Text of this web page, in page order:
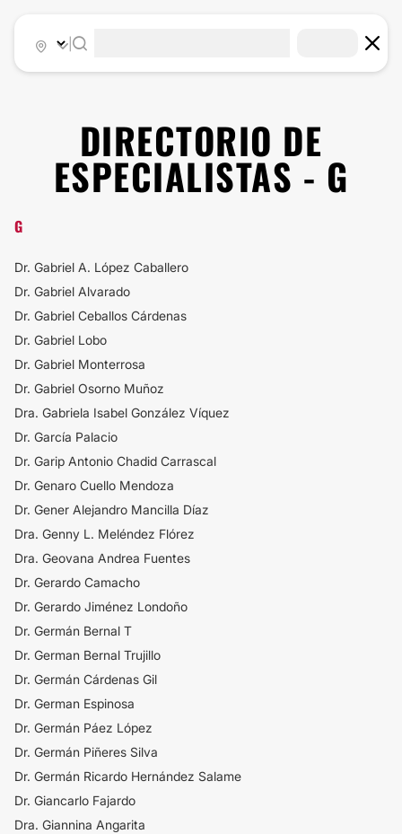
DIRECTORIO DE
ESPECIALISTAS - G
G
Dr. Gabriel A. López Caballero
Dr. Gabriel Alvarado
Dr. Gabriel Ceballos Cárdenas
Dr. Gabriel Lobo
Dr. Gabriel Monterrosa
Dr. Gabriel Osorno Muñoz
Dra. Gabriela Isabel González Víquez
Dr. García Palacio
Dr. Garip Antonio Chadid Carrascal
Dr. Genaro Cuello Mendoza
Dr. Gener Alejandro Mancilla Díaz
Dra. Genny L. Meléndez Flórez
Dra. Geovana Andrea Fuentes
Dr. Gerardo Camacho
Dr. Gerardo Jiménez Londoño
Dr. Germán Bernal T
Dr. German Bernal Trujillo
Dr. Germán Cárdenas Gil
Dr. German Espinosa
Dr. Germán Páez López
Dr. Germán Piñeres Silva
Dr. Germán Ricardo Hernández Salame
Dr. Giancarlo Fajardo
Dra. Giannina Angarita